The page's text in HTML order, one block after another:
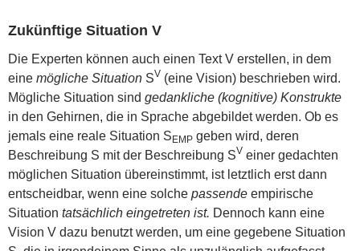
Zukünftige Situation V
Die Experten können auch einen Text V erstellen, in dem
eine mögliche Situation SV (eine Vision) beschrieben wird.
Mögliche Situation sind gedankliche (kognitive) Konstrukte
in den Gehirnen, die in Sprache abgebildet werden. Ob es
jemals eine reale Situation S EMP geben wird, deren
Beschreibung S mit der Beschreibung SV einer gedachten
möglichen Situation übereinstimmt, ist letztlich erst dann
entscheidbar, wenn eine solche passende empirische
Situation tatsächlich eingetreten ist. Dennoch kann eine
Vision V dazu benutzt werden, um eine gegebene Situation